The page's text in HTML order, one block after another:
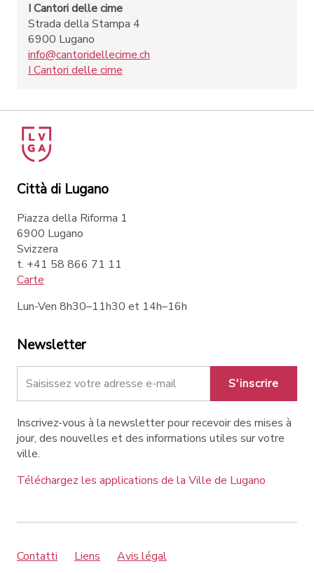
I Cantori delle cime
Strada della Stampa 4
6900 Lugano
info@cantoridellecime.ch
I Cantori delle cime
Città di Lugano
Piazza della Riforma 1
6900 Lugano
Svizzera
t. +41 58 866 71 11
Carte
Lun-Ven 8h30–11h30 et 14h–16h
Newsletter
S'inscrire
Inscrivez-vous à la newsletter pour recevoir des mises à
jour, des nouvelles et des informations utiles sur votre
ville.
Téléchargez les applications de la Ville de Lugano
Contatti Liens
Avis légal